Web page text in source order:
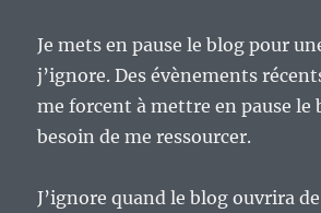
Je mets en pause le blog pour
j’ignore. Des évènements
me forcent à mettre en pause le
besoin de me ressourcer.
J’ignore quand le blog ouvrira